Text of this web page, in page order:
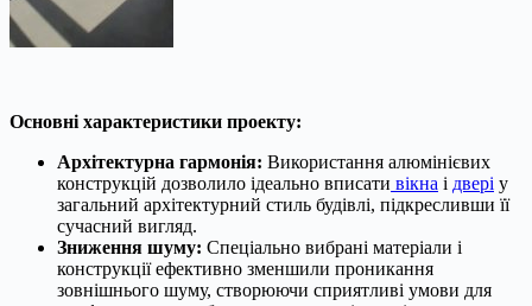
Основні характеристики проекту:
Архітектурна гармонія: Використання алюмінієвих
конструкцій дозволило ідеально вписати вікна і двері у
загальний архітектурний стиль будівлі, підкресливши її
сучасний вигляд.
Зниження шуму: Спеціально вибрані матеріали і
конструкції ефективно зменшили проникання
зовнішнього шуму, створюючи сприятливі умови для